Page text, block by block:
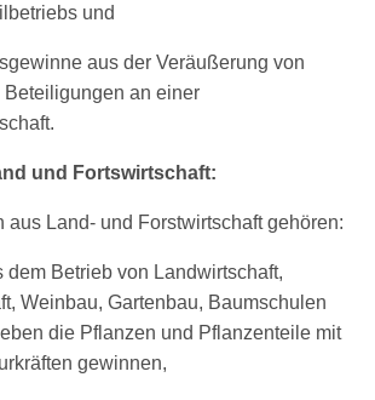
und
aus der Veräußerung von
an einer
und Fortswirtschaft:
aus Land- und Forstwirtschaft gehören:
dem Betrieb von Landwirtschaft,
Weinbau, Gartenbau, Baumschulen
die Pflanzen und Pflanzenteile mit
gewinnen,